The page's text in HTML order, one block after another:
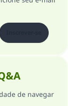
de navegar